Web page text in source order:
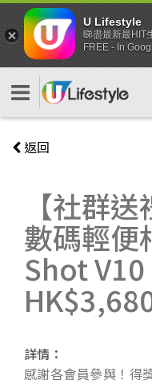
返回
【社群
數碼輕
Shot V10
詳情：
感謝各會員參與！得
U Lifestyle
睇盡最新最HIT
FREE - In